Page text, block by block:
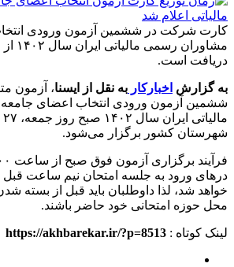
کارت شرکت در ششمین آزمون ورودی
دریافت است.
به گزارش اخبارکار به نقل از ایسنا، آزمون
ششمین آزمون ورودی انتخاب اعضای
شهرستان کشور برگزار می‌شود.
درهای ورود به جلسه امتحان نیم ساعت قبل
خواهد شد، لذا داوطلبان باید قبل از بسته
محل حوزه امتحانی خود حاضر باشند.
لینک کوتاه : https://akhbarekar.ir/?p=8513